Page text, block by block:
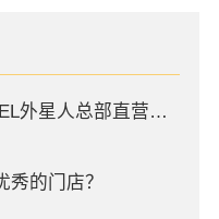
天津汽车贴膜，首选天津XPEL外星人总部直营店，高口碑店
的门店？